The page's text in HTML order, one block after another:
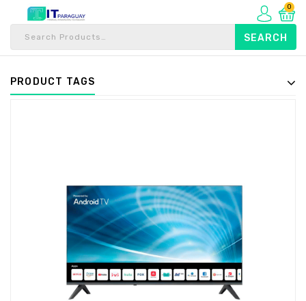
0
PRODUCT TAGS